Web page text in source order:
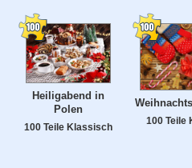
Heiligabend in
Polen
100 Teile Klassisch
100 Teile